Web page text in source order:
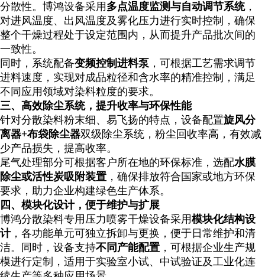
分散性。博鸿设备采用 多点温度监测与自动调节系统，
对进风温度、出风温度及雾化压力进行实时控制，确保
整个干燥过程处于设定范围内，从而提升产品批次间的
一致性。
同时，系统配备变频控制进料泵 ，可根据工艺需求调节
进料速度，实现对成品粒径和含水率的精准控制，满足
不同应用领域对染料粒度的要求。
三、高效除尘系统，提升收率与环保性能
针对分散染料粉末细、易飞扬的特点，设备配置旋风分
离器+布袋除尘器双级除尘系统，粉尘回收率高，有效减
少产品损失，提高收率。
尾气处理部分可根据客户所在地的环保标准，选配水膜
除尘或活性炭吸附装置 ，确保排放符合国家或地方环保
要求，助力企业构建绿色生产体系。
四、模块化设计，便于维护与扩展
博鸿分散染料专用压力喷雾干燥设备采用模块化结构设
计，各功能单元可独立拆卸与更换，便于日常维护和清
洁。同时，设备支持不同产能配置 ，可根据企业生产规
模进行定制，适用于实验室小试、中试验证及工业化连